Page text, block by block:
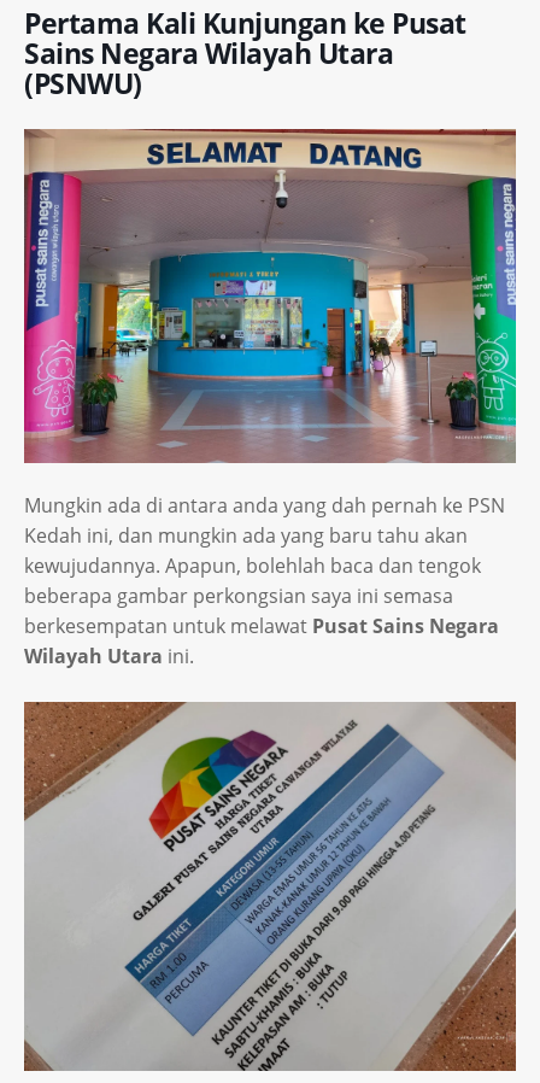
Pertama Kali Kunjungan ke Pusat
Sains Negara Wilayah Utara
(PSNWU)
Mungkin ada di antara anda yang dah pernah ke PSN
Kedah ini, dan mungkin ada yang baru tahu akan
kewujudannya. Apapun, bolehlah baca dan tengok
beberapa gambar perkongsian saya ini semasa
berkesempatan untuk melawat Pusat Sains Negara
Wilayah Utara ini.